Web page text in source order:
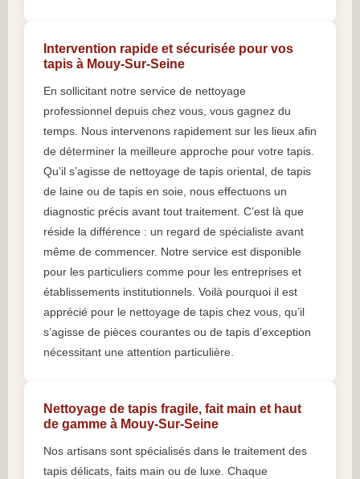
Intervention rapide et sécurisée pour vos
tapis à Mouy-Sur-Seine
En sollicitant notre service de nettoyage
professionnel depuis chez vous, vous gagnez du
temps. Nous intervenons rapidement sur les lieux afin
de déterminer la meilleure approche pour votre tapis.
Qu’il s’agisse de nettoyage de tapis oriental, de tapis
de laine ou de tapis en soie, nous effectuons un
diagnostic précis avant tout traitement. C’est là que
réside la différence : un regard de spécialiste avant
même de commencer. Notre service est disponible
pour les particuliers comme pour les entreprises et
établissements institutionnels. Voilà pourquoi il est
apprécié pour le nettoyage de tapis chez vous, qu’il
s’agisse de pièces courantes ou de tapis d’exception
nécessitant une attention particulière.
Nettoyage de tapis fragile, fait main et haut
de gamme à Mouy-Sur-Seine
Nos artisans sont spécialisés dans le traitement des
tapis délicats, faits main ou de luxe. Chaque